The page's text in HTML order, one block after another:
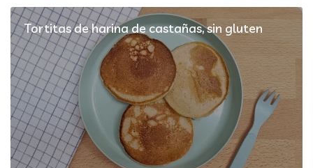
Tortitas de harina de castañas, sin gluten